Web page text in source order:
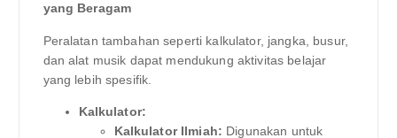
yang Beragam
Peralatan tambahan seperti kalkulator, jangka, busur,
dan alat musik dapat mendukung aktivitas belajar
yang lebih spesifik.
Kalkulator:
Kalkulator Ilmiah: Digunakan untuk